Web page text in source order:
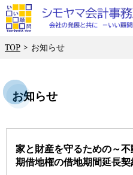
TOP お知らせ
お知らせ
家と財産を守るための～
期借地権の借地期間延長契